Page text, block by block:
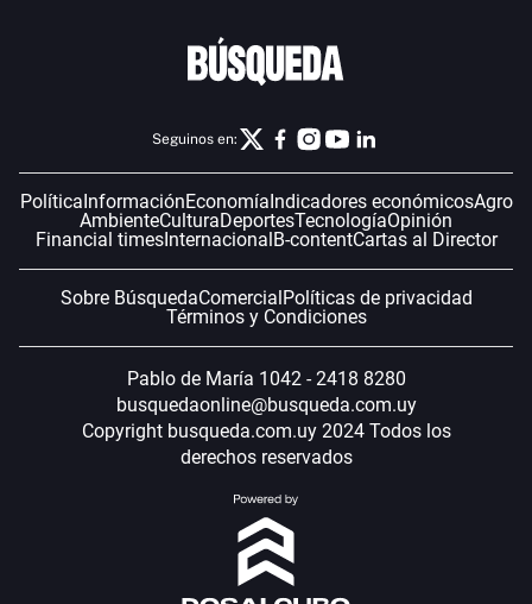
Seguinos en:
PolíticaInformaciónEconomíaIndicadores económicosAgro
AmbienteCulturaDeportesTecnologíaOpinión
Financial timesInternacionalB-contentCartas al Director
Sobre BúsquedaComercialPolíticas de privacidad
Términos y Condiciones
Pablo de María 1042 - 2418 8280
busquedaonline@busqueda.com.uy
Copyright busqueda.com.uy 2024 Todos los
derechos reservados